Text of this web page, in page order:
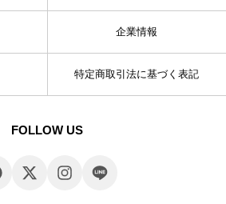
企業情報
特定商取引法に基づく表記
FOLLOW US